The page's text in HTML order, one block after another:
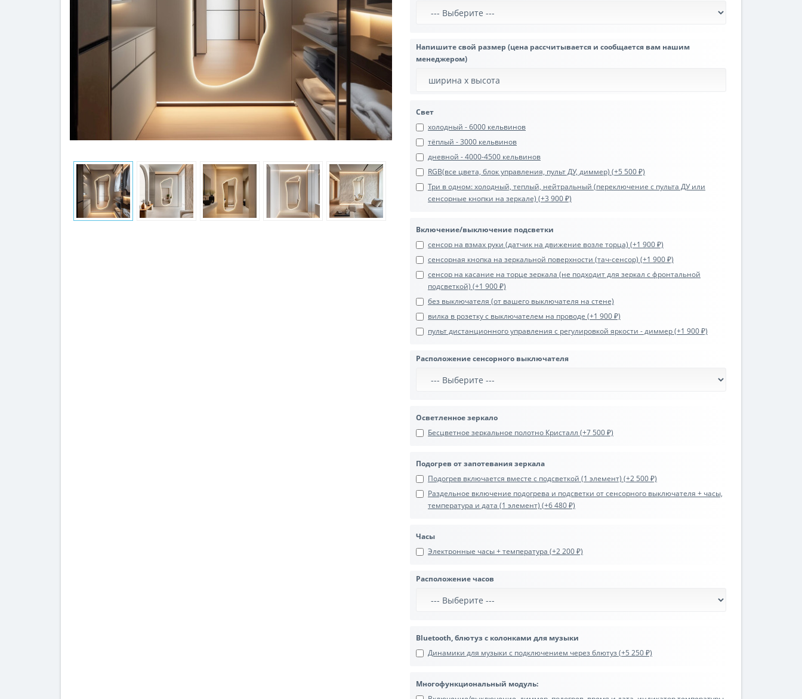
Напишите свой размер (цена рассчитывается и сообщается вам нашим
менеджером)
Свет
холодный - 6000 кельвинов
тёплый - 3000 кельвинов
дневной - 4000-4500 кельвинов
RGB(все цвета, блок управления, пульт ДУ, диммер) (+5 500 ₽)
Три в одном: холодный, теплый, нейтральный (переключение с пульта ДУ или
сенсорные кнопки на зеркале) (+3 900 ₽)
Включение/выключение подсветки
сенсор на взмах руки (датчик на движение возле торца) (+1 900 ₽)
сенсорная кнопка на зеркальной поверхности (тач-сенсор) (+1 900 ₽)
сенсор на касание на торце зеркала (не подходит для зеркал с фронтальной
подсветкой) (+1 900 ₽)
без выключателя (от вашего выключателя на стене)
вилка в розетку с выключателем на проводе (+1 900 ₽)
пульт дистанционного управления с регулировкой яркости - диммер (+1 900 ₽)
Расположение сенсорного выключателя
Осветленное зеркало
Бесцветное зеркальное полотно Кристалл (+7 500 ₽)
Подогрев от запотевания зеркала
Подогрев включается вместе с подсветкой (1 элемент) (+2 500 ₽)
Раздельное включение подогрева и подсветки от сенсорного выключателя + часы,
температура и дата (1 элемент) (+6 480 ₽)
Часы
Электронные часы + температура (+2 200 ₽)
Расположение часов
Bluetooth, блютуз с колонками для музыки
Динамики для музыки с подключением через блютуз (+5 250 ₽)
Многофункциональный модуль: